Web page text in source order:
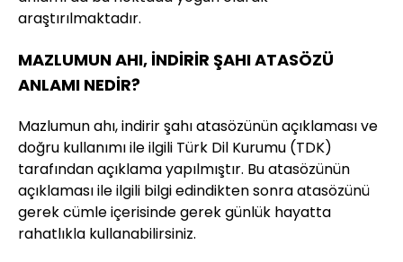
araştırılmaktadır.
MAZLUMUN AHI, İNDİRİR ŞAHI ATASÖZÜ
ANLAMI NEDİR?
Mazlumun ahı, indirir şahı atasözünün açıklaması ve
doğru kullanımı ile ilgili Türk Dil Kurumu (TDK)
tarafından açıklama yapılmıştır. Bu atasözünün
açıklaması ile ilgili bilgi edindikten sonra atasözünü
gerek cümle içerisinde gerek günlük hayatta
rahatlıkla kullanabilirsiniz.